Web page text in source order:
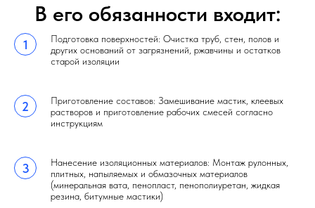
В его обязанности входит:
Подготовка поверхностей: Очистка труб, стен, полов и
других оснований от загрязнений, ржавчины и остатков
старой изоляции
Приготовление составов: Замешивание мастик, клеевых
растворов и приготовление рабочих смесей согласно
инструкциям
Нанесение изоляционных материалов: Монтаж рулонных,
плитных, напыляемых и обмазочных материалов
(минеральная вата, пенопласт, пенополиуретан, жидкая
резина, битумные мастики)